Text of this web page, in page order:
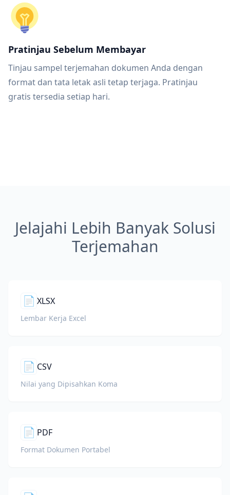
Pratinjau Sebelum Membayar
Tinjau sampel terjemahan dokumen Anda dengan
format dan tata letak asli tetap terjaga. Pratinjau
gratis tersedia setiap hari.
Jelajahi Lebih Banyak Solusi
Terjemahan
📄 XLSX
Lembar Kerja Excel
📄 CSV
Nilai yang Dipisahkan Koma
📄 PDF
Format Dokumen Portabel